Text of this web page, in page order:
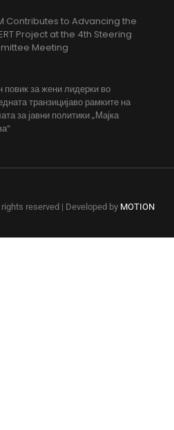
Contributes to Advancing the
Project at the 4th Steering
Meeting
повик за жени лидерки во
транзицијаво рамките на
за јавни политики „Мајка
reserved | Developed by MOTION